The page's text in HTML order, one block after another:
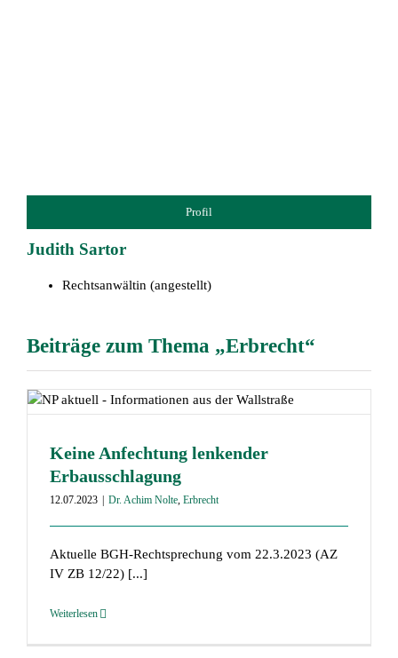
Profil
Judith Sartor
Rechtsanwältin (angestellt)
Beiträge zum Thema „Erbrecht“
Keine Anfechtung lenkender
Erbausschlagung
12.07.2023 Dr. Achim Nolte, Erbrecht
Aktuelle BGH-Rechtsprechung vom 22.3.2023 (AZ
IV ZB 12/22) [...]
Weiterlesen